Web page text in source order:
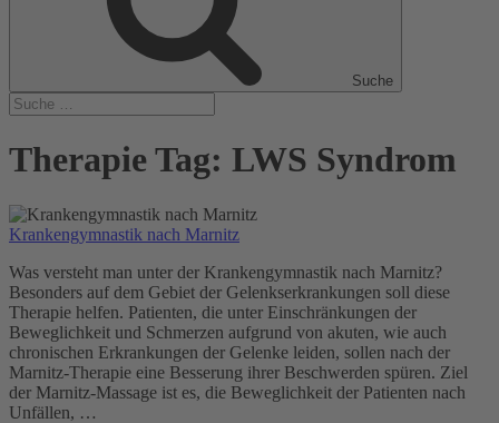
Suche
Therapie Tag: LWS Syndrom
Krankengymnastik nach Marnitz
Was versteht man unter der Krankengymnastik nach Marnitz?
Besonders auf dem Gebiet der Gelenkserkrankungen soll diese
Therapie helfen. Patienten, die unter Einschränkungen der
Beweglichkeit und Schmerzen aufgrund von akuten, wie auch
chronischen Erkrankungen der Gelenke leiden, sollen nach der
Marnitz-Therapie eine Besserung ihrer Beschwerden spüren. Ziel
der Marnitz-Massage ist es, die Beweglichkeit der Patienten nach
Unfällen, …